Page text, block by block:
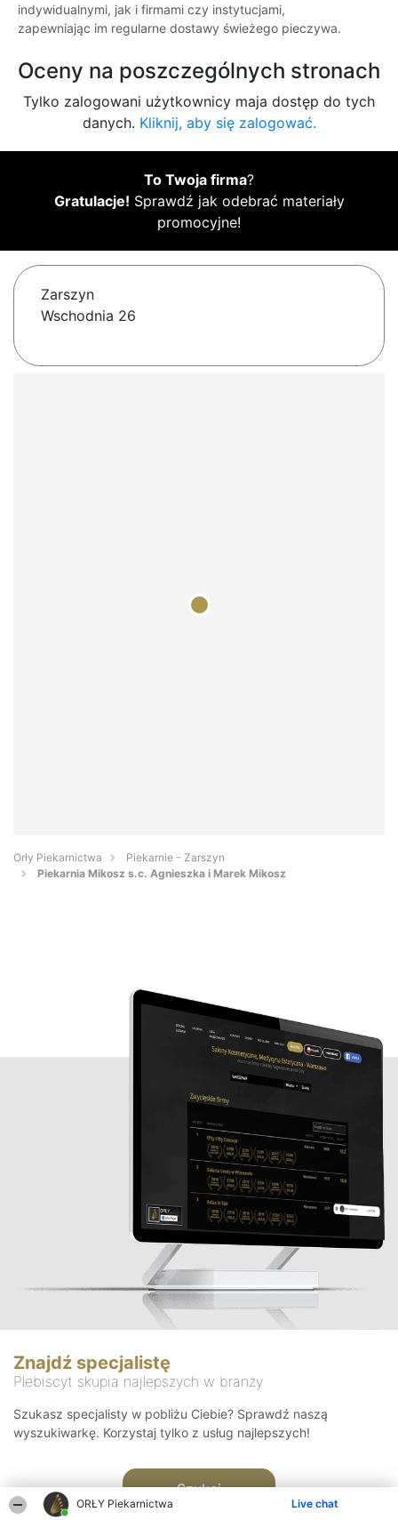
ORŁY Piekarnictwa Live chat
indywidualnymi, jak i firmami czy instytucjami,
zapewniając im regularne dostawy świeżego pieczywa.
Oceny na poszczególnych stronach
Tylko zalogowani użytkownicy maja dostęp do tych
danych. Kliknij, aby się zalogować.
To Twoja firma?
Gratulacje! Sprawdź jak odebrać materiały
promocyjne!
Zarszyn
Wschodnia 26
Orły Piekarnictwa
Piekarnie - Zarszyn
Piekarnia Mikosz s.c. Agnieszka i Marek Mikosz
Znajdź specjalistę
Plebiscyt skupia najlepszych w branży
Szukasz specjalisty w pobliżu Ciebie? Sprawdź naszą
wyszukiwarkę. Korzystaj tylko z usług najlepszych!
Szukaj